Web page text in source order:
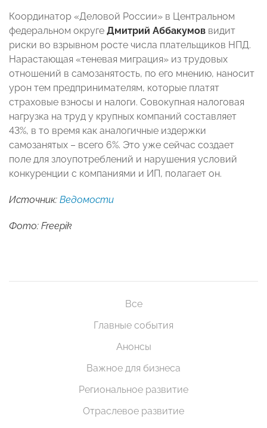
Координатор «Деловой России» в Центральном
федеральном округе Дмитрий Аббакумов видит
риски во взрывном росте числа плательщиков НПД.
Нарастающая «теневая миграция» из трудовых
отношений в самозанятость, по его мнению, наносит
урон тем предпринимателям, которые платят
страховые взносы и налоги. Совокупная налоговая
нагрузка на труд у крупных компаний составляет
43%, в то время как аналогичные издержки
самозанятых – всего 6%. Это уже сейчас создает
поле для злоупотреблений и нарушения условий
конкуренции с компаниями и ИП, полагает он.
Источник: Ведомости
Фото: Freepik
Все
Главные события
Анонсы
Важное для бизнеса
Региональное развитие
Отраслевое развитие